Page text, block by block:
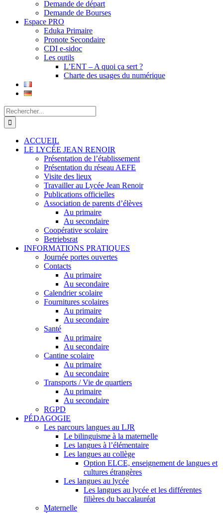
Demande de départ
Demande de Bourses
Espace PRO
Eduka Primaire
Pronote Secondaire
CDI e-sidoc
Les outils
L’ENT – A quoi ça sert ?
Charte des usages du numérique
Rechercher:
ACCUEIL
LE LYCÉE JEAN RENOIR
Présentation de l’établissement
Présentation du réseau AEFE
Visite des lieux
Travailler au Lycée Jean Renoir
Publications officielles
Association de parents d’élèves
Au primaire
Au secondaire
Coopérative scolaire
Betriebsrat
INFORMATIONS PRATIQUES
Journée portes ouvertes
Contacts
Au primaire
Au secondaire
Calendrier scolaire
Fournitures scolaires
Au primaire
Au secondaire
Santé
Au primaire
Au secondaire
Cantine scolaire
Au primaire
Au secondaire
Transports / Vie de quartiers
Au primaire
Au secondaire
RGPD
PÉDAGOGIE
Les parcours langues au LJR
Le bilinguisme à la maternelle
Les langues à l’élémentaire
Les langues au collège
Option ELCE, enseignement de langues et
cultures étrangères
Les langues au lycée
Les langues au lycée et les différentes
filières du baccalauréat
Maternelle